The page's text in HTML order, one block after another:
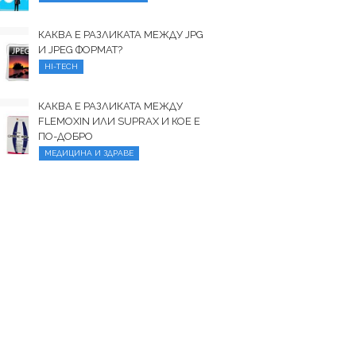
КАКВА Е РАЗЛИКАТА МЕЖДУ JPG
И JPEG ФОРМАТ?
HI-TECH
КАКВА Е РАЗЛИКАТА МЕЖДУ
FLEMOXIN ИЛИ SUPRAX И КОЕ Е
ПО-ДОБРО
МЕДИЦИНА И ЗДРАВЕ